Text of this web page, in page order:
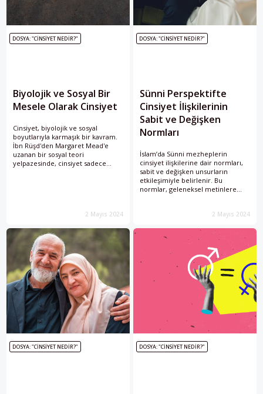
DOSYA: "CINSIYET NEDIR?"
Biyolojik ve Sosyal Bir
Mesele Olarak Cinsiyet
Cinsiyet, biyolojik ve sosyal
boyutlarıyla karmaşık bir kavram.
İbn Rüşd'den Margaret Mead'e
uzanan bir sosyal teori
yelpazesinde, cinsiyet sadece
2 Mayıs 2024
DOSYA: "CINSIYET NEDIR?"
Sünni Perspektifte
Cinsiyet İlişkilerinin
Sabit ve Değişken
Normları
İslam’da Sünni mezheplerin
cinsiyet ilişkilerine dair normları,
sabit ve değişken unsurların
etkileşimiyle belirlenir. Bu
normlar, geleneksel metinlere
uyum sağlayan bir karakterdedir.
2 Mayıs 2024
DOSYA: "CINSIYET NEDIR?" DOSYA: "CINSIYET NEDIR?"